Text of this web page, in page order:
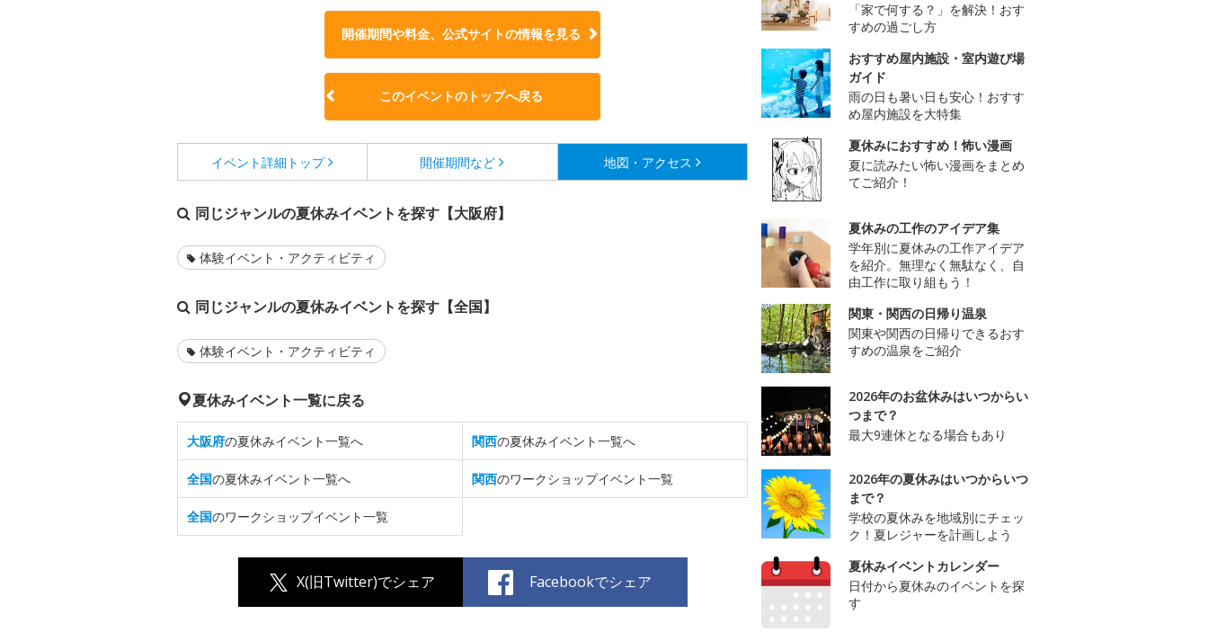
開催期間や料金、公式サイトの情報を見る
このイベントのトップへ戻る
イベント詳細 トップ 開催期間など 地図・アクセス
同じジャンルの夏休みイベントを探す【大阪府】
体験イベント・アクティビティ
同じジャンルの夏休みイベントを探す【全国】
体験イベント・アクティビティ
夏休みイベント一覧に戻る
大阪府の夏休みイベント一覧へ 関西の夏休みイベント一覧へ
全国の夏休みイベント一覧へ 関西のワークショップイベント一覧
全国のワークショップイベント一覧
X(旧Twitter)でシェア Facebookでシェア
「家で何する？」を解決！おす
すめの過ごし方
おすすめ屋内施設・室内遊び場
ガイド
雨の日も暑い日も安心！おすす
め屋内施設を大特集
夏休みにおすすめ！怖い漫画
夏に読みたい怖い漫画をまとめ
てご紹介！
夏休みの工作のアイデア集
学年別に夏休みの工作アイデア
を紹介。無理なく無駄なく、自
由工作に取り組もう！
関東・関西の日帰り温泉
関東や関西の日帰りできるおす
すめの温泉をご紹介
2026年のお盆休みはいつからい
つまで？
最大9連休となる場合もあり
2026年の夏休みはいつからいつ
まで？
学校の夏休みを地域別にチェッ
ク！夏レジャーを計画しよう
夏休みイベントカレンダー
日付から夏休みのイベントを探
す